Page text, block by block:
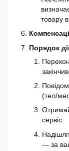
товару в
Порядок
(тел/
сервіс.
— за